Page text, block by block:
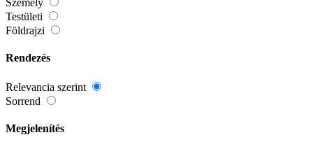
Személy
Testületi
Földrajzi
Rendezés
Relevancia szerint
Sorrend
Megjelenítés